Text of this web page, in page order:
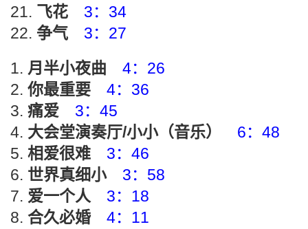
飞花
3：34
争气
3：27
月半小夜曲
4：26
你最重要
4：36
痛爱
3：45
大会堂演奏厅/小小（音乐）
6：48
相爱很难
3：46
世界真细小
3：58
爱一个人
3：18
合久必婚
4：11